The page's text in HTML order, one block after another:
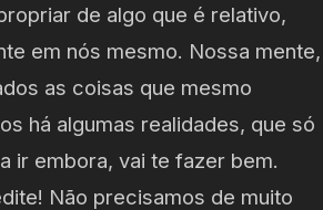
de algo que é relativo,
em nós mesmo. Nossa mente,
as coisas que mesmo
há algumas realidades, que só
ir embora, vai te fazer bem.
Não precisamos de muito